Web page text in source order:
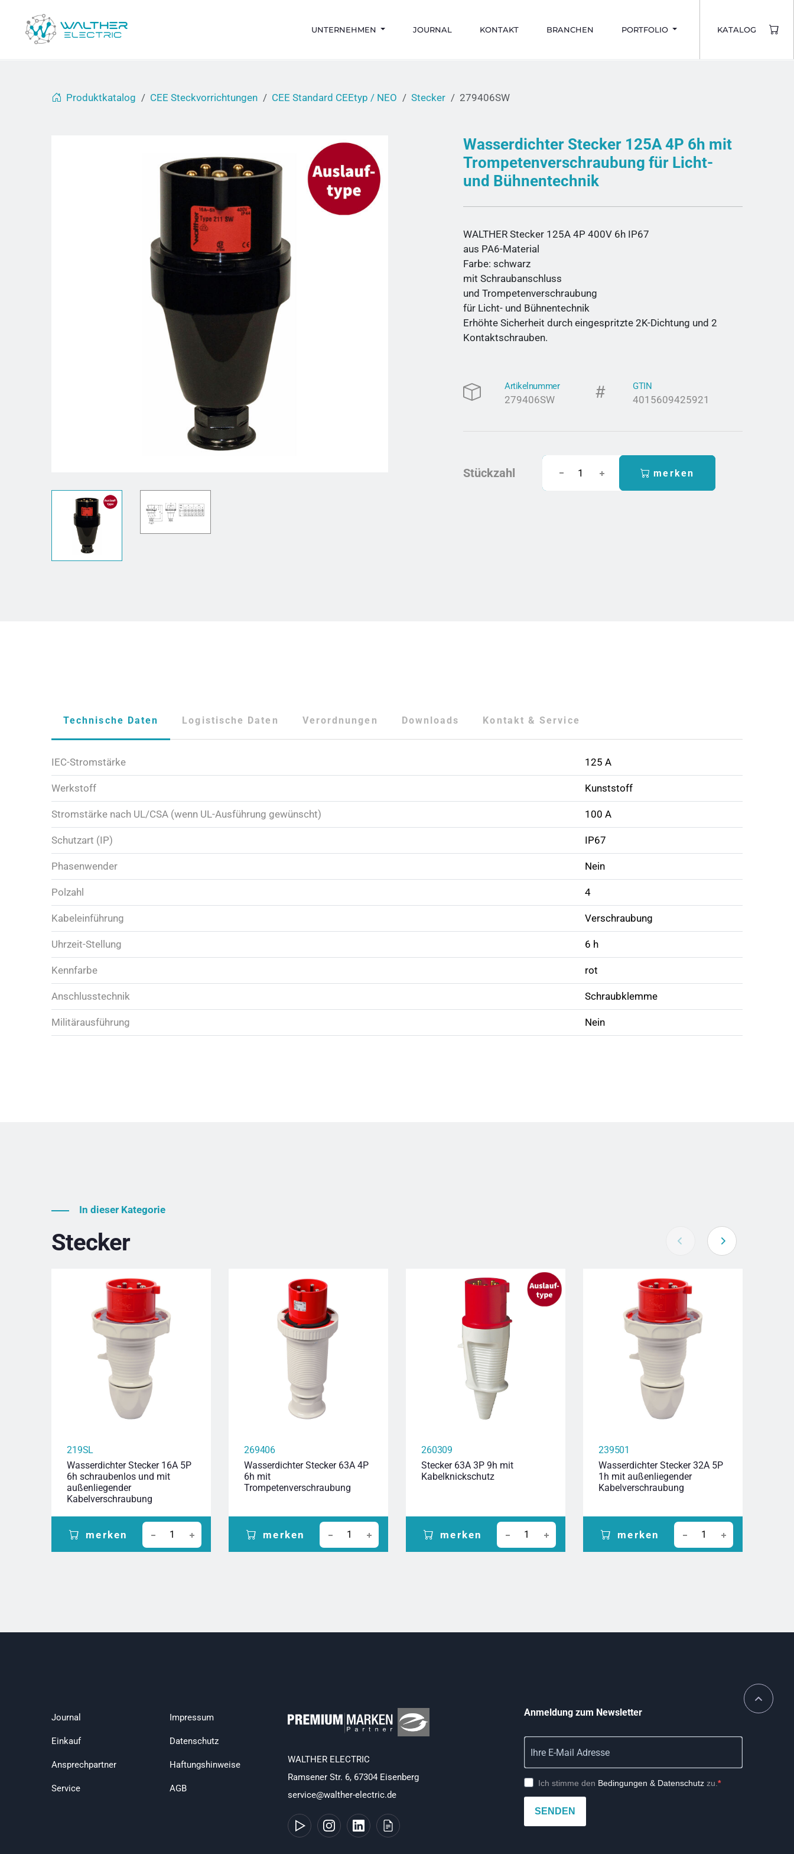
UNTERNEHMEN JOURNAL KONTAKT BRANCHEN PORTFOLIO KATALOG
Produktkatalog CEE Steckvorrichtungen CEE Standard CEEtyp / NEO Stecker 279406SW
Wasserdichter Stecker 125A 4P 6h mit
Trompetenverschraubung für Licht-
und Bühnentechnik
WALTHER Stecker 125A 4P 400V 6h IP67
aus PA6-Material
Farbe: schwarz
mit Schraubanschluss
und Trompetenverschraubung
für Licht- und Bühnentechnik
Erhöhte Sicherheit durch eingespritzte 2K-Dichtung und 2
Kontaktschrauben.
Artikelnummer
279406SW
GTIN
4015609425921
Stückzahl merken
Technische Daten Logistische Daten Verordnungen Downloads Kontakt & Service
IEC-Stromstärke 125 A
Werkstoff Kunststoff
Stromstärke nach UL/CSA (wenn UL-Ausführung gewünscht) 100 A
Schutzart (IP) IP67
Phasenwender Nein
Polzahl 4
Kabeleinführung Verschraubung
Uhrzeit-Stellung 6 h
Kennfarbe rot
Anschlusstechnik Schraubklemme
Militärausführung Nein
In dieser Kategorie
Stecker
219SL
Wasserdichter Stecker 16A 5P
6h schraubenlos und mit
außenliegender
Kabelverschraubung
merken
269406
Wasserdichter Stecker 63A 4P
6h mit
Trompetenverschraubung
merken
260309
Stecker 63A 3P 9h mit
Kabelknickschutz
merken
239501
Wasserdichter Stecker 32A 5P
1h mit außenliegender
Kabelverschraubung
merken
Journal
Einkauf
Ansprechpartner
Service
Impressum
Datenschutz
Haftungshinweise
AGB
WALTHER ELECTRIC
Ramsener Str. 6, 67304 Eisenberg
service@walther-electric.de
Anmeldung zum Newsletter
Ich stimme den Bedingungen & Datenschutz zu.
SENDEN